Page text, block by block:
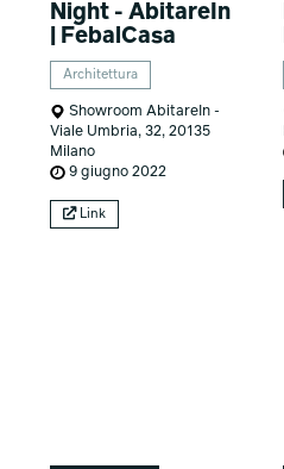
Night - AbitareIn
| FebalCasa
Architettura
Showroom AbitareIn -
Viale Umbria, 32, 20135
Milano
9 giugno 2022
Link